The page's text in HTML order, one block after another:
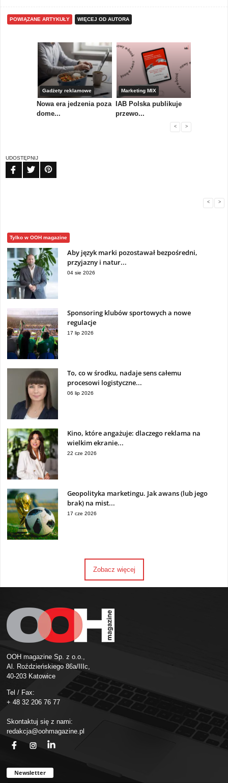
POWIĄZANE ARTYKUŁY WIĘCEJ OD AUTORA
Gadżety reklamowe
Nowa era jedzenia poza
dome...
Marketing MIX
IAB Polska publikuje
przewo...
< >
UDOSTĘPNIJ
< >
Tylko w OOH magazine
Aby język marki pozostawał bezpośredni,
przyjazny i natur...
04 sie 2026
Sponsoring klubów sportowych a nowe
regulacje
17 lip 2026
To, co w środku, nadaje sens całemu
procesowi logistyczne...
06 lip 2026
Kino, które angażuje: dlaczego reklama na
wielkim ekranie...
22 cze 2026
Geopolityka marketingu. Jak awans (lub jego
brak) na mist...
17 cze 2026
Zobacz więcej
OOH magazine Sp. z o.o.,
Al. Roździeńskiego 86a/IIIc,
40-203 Katowice
Tel / Fax:
+ 48 32 206 76 77
Skontaktuj się z nami:
redakcja@oohmagazine.pl
Newsletter